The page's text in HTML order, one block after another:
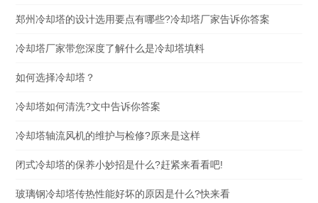
郑州冷却塔的设计选用要点有哪些?冷却塔厂家告诉你答案
冷却塔厂家带您深度了解什么是冷却塔填料
如何选择冷却塔？
冷却塔如何清洗?文中告诉你答案
冷却塔轴流风机的维护与检修?原来是这样
闭式冷却塔的保养小妙招是什么?赶紧来看看吧!
玻璃钢冷却塔传热性能好坏的原因是什么?快来看